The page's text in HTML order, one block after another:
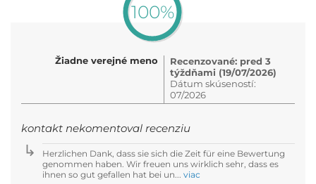
100%
Žiadne verejné meno
Recenzované: pred 3
týždňami (19/07/2026)
Dátum skúseností:
07/2026
kontakt nekomentoval recenziu
Herzlichen Dank, dass sie sich die Zeit für eine Bewertung
genommen haben. Wir freuen uns wirklich sehr, dass es
ihnen so gut gefallen hat bei un... viac